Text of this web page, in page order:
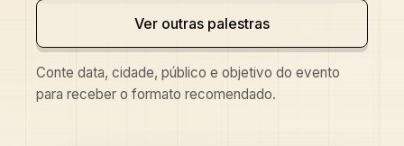
Ver outras palestras
Conte data, cidade, público e objetivo do evento
para receber o formato recomendado.